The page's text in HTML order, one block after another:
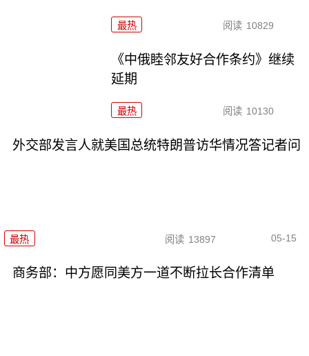
最热 阅读 10829
《中俄睦邻友好合作条约》继续
延期
最热 阅读 10130
外交部发言人就美国总统特朗普访华情况答记者问
最热 阅读 13897 05-15
商务部：中方愿同美方一道不断拉长合作清单